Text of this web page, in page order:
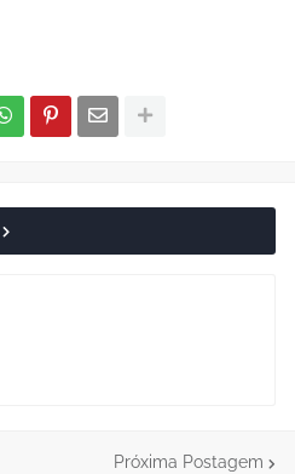
Próxima Postagem